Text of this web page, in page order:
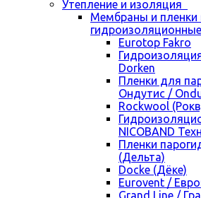
Утепление и изоляция
Мембраны и пленки
гидроизоляционные
Eurotop Fakro
Dorken
Пленки для
Ондутис /
Rockwool
NICOBAND
Пленки
(Дельта)
Docke (Дёке)
Eurovent /
Grand Line /